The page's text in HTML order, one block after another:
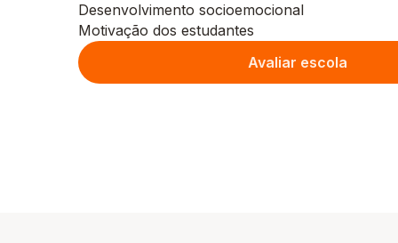
Desenvolvimento socioemocional
Motivação dos estudantes
Avaliar escola